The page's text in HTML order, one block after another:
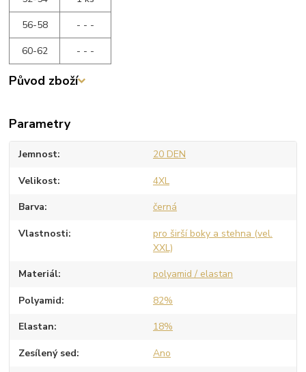
56-58
- - -
60-62
- - -
Původ zboží
Parametry
Jemnost 20 DEN
Velikost 4XL
Barva černá
Vlastnosti
pro širší boky a stehna (vel.
XXL)
Materiál polyamid / elastan
Polyamid 82%
Elastan 18%
Zesílený sed Ano